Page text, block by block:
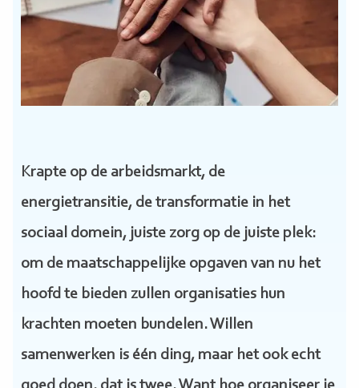
Krapte op de arbeidsmarkt, de
energietransitie, de transformatie in het
sociaal domein, juiste zorg op de juiste plek:
om de maatschappelijke opgaven van nu het
hoofd te bieden zullen organisaties hun
krachten moeten bundelen. Willen
samenwerken is één ding, maar het ook echt